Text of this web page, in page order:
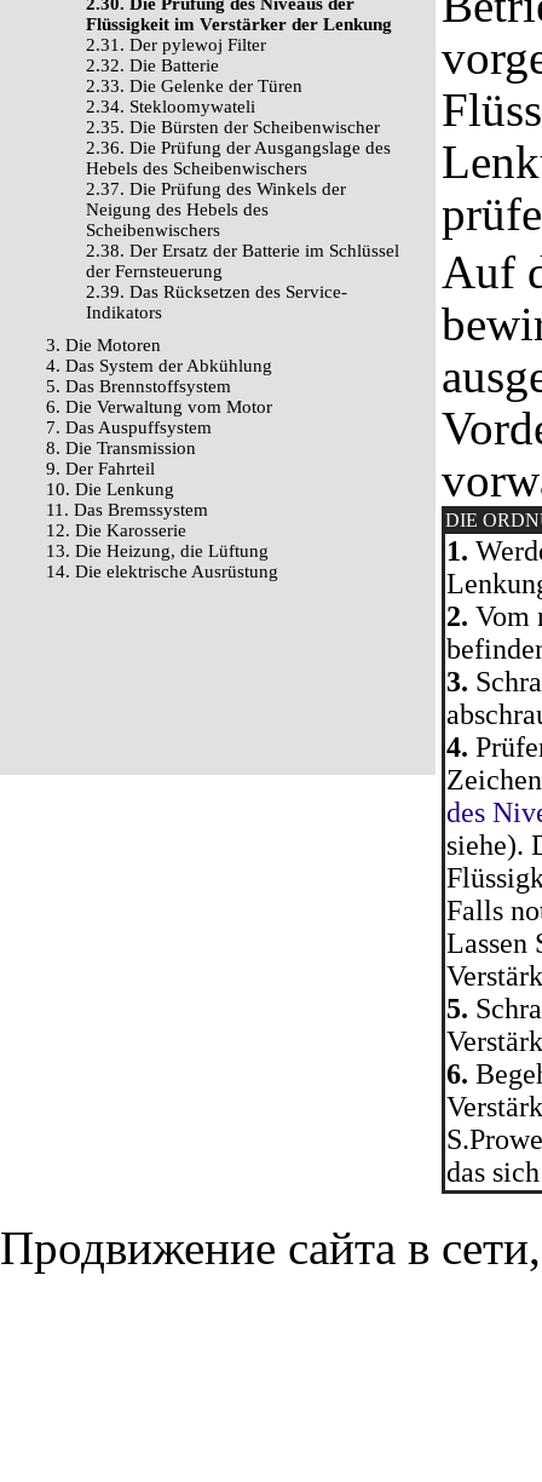
Flüssigkeit im Verstärker der Lenkung
2.31. Der pylewoj Filter
2.32. Die Batterie
2.33. Die Gelenke der Türen
2.34. Stekloomywateli
2.35. Die Bürsten der Scheibenwischer
2.36. Die Prüfung der Ausgangslage des
Hebels des Scheibenwischers
2.37. Die Prüfung des Winkels der
Neigung des Hebels des
Scheibenwischers
2.38. Der Ersatz der Batterie im Schlüssel
der Fernsteuerung
2.39. Das Rücksetzen des Service-
Indikators
3. Die Motoren
4. Das System der Abkühlung
5. Das Brennstoffsystem
6. Die Verwaltung vom Motor
7. Das Auspuffsystem
8. Die Transmission
9. Der Fahrteil
10. Die Lenkung
11. Das Bremssystem
12. Die Karosserie
13. Die Heizung, die Lüftung
14. Die elektrische Ausrüstung
Auf
DIE
1.
2. Vom
3.
4.
des
siehe).
Falls
Lassen
5.
6.
das
Продвижение сайта в